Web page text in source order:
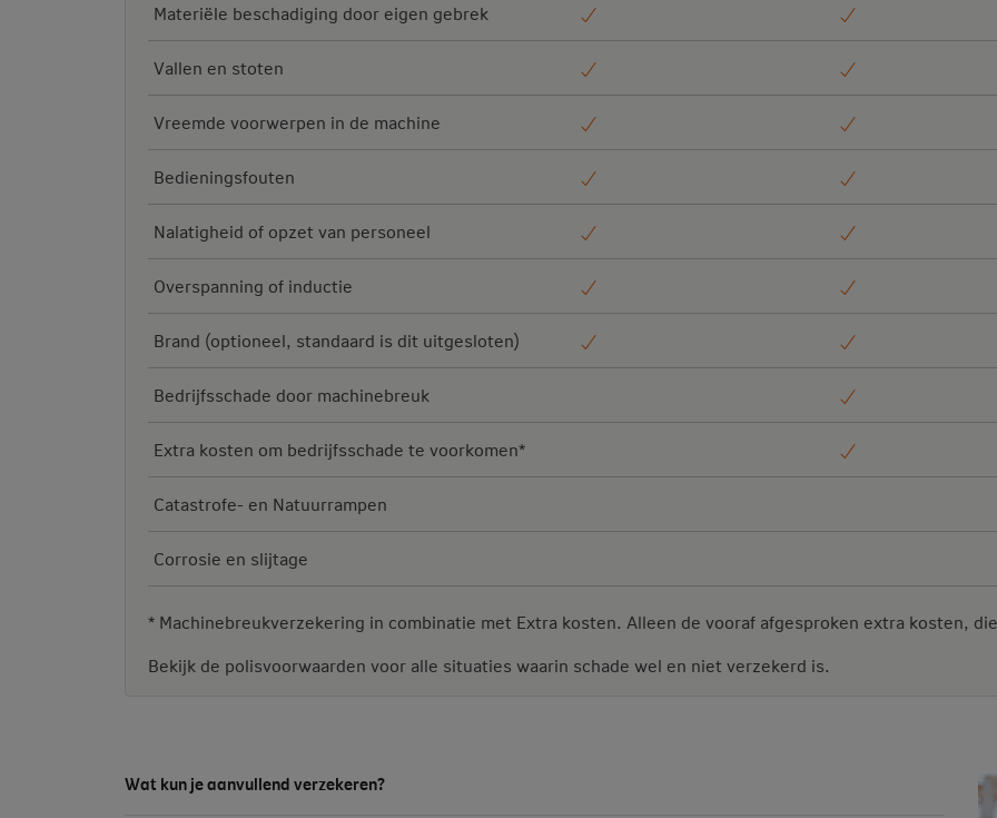
Materiële beschadiging door eigen gebrek
Vallen en stoten
Vreemde voorwerpen in de machine
Bedieningsfouten
Nalatigheid of opzet van personeel
Overspanning of inductie
Brand (optioneel, standaard is dit uitgesloten)
Bedrijfsschade door machinebreuk
Extra kosten om bedrijfsschade te voorkomen*
Catastrofe- en Natuurrampen
Corrosie en slijtage
* Machinebreukverzekering in combinatie met Extra kosten. Alleen de vooraf afgesproken extra kosten,
Bekijk de polisvoorwaarden voor alle situaties waarin schade wel en niet verzekerd is.
Wat kun je aanvullend verzekeren?